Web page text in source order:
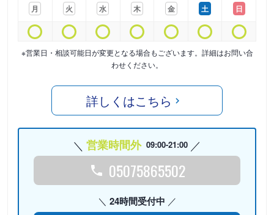
月
火
水
木
金
土
日
※営業日・相談可能日が変更となる場合もございます。詳細はお問い合
わせください。
詳しくはこちら
営業時間外 09:00-21:00
05075865502
24時間受付中